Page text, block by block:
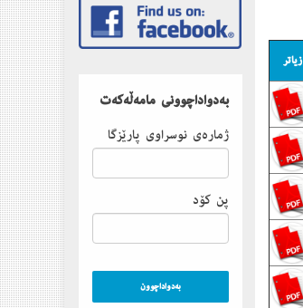
بەدواداچوونى مامەڵەكەت
ژمارەى نوسراوى پارێزگا
پن كۆد
زیاتر